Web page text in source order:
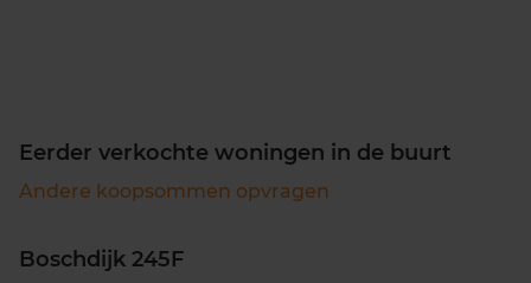
Eerder verkochte woningen in de buurt
Andere koopsommen opvragen
Boschdijk 245F